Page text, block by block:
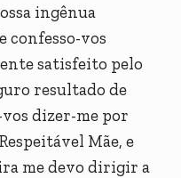
ingênua
confesso-vos
satisfeito pelo
resultado de
dizer-me por
Mãe, e
me devo dirigir a